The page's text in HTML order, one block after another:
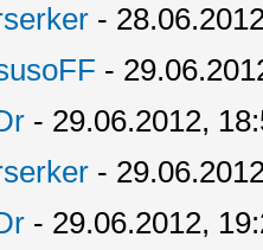
-
-
- 29.06.2012,
-
- 29.06.2012,